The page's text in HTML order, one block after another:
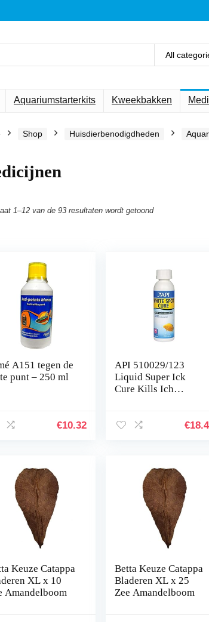
All
Aquariumstarterkits Kweekbakken
Shop Huisdierbenodigdheden
1–12 van de 93 resultaten wordt getoond
A151 tegen de
punt – 250 ml
€10.32
API 510029/123
Liquid Super Ick
Cure Kills Ich
Skin 4oz
€
Keuze Catappa
XL x 10
Amandelboom
Betta Keuze Catappa
Bladeren XL x 25
Zee Amandelboom